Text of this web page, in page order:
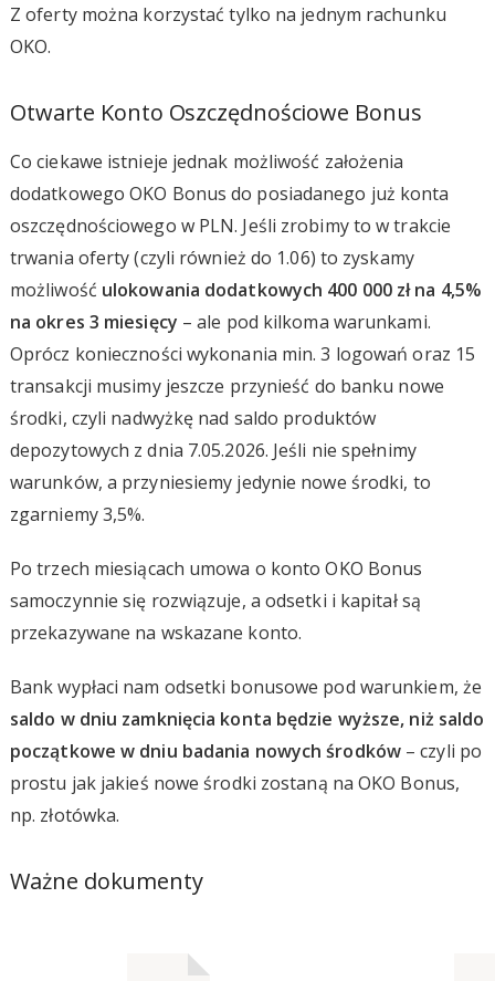
Z oferty można korzystać tylko na jednym rachunku
OKO.
Otwarte Konto Oszczędnościowe Bonus
Co ciekawe istnieje jednak możliwość założenia
dodatkowego OKO Bonus do posiadanego już konta
oszczędnościowego w PLN. Jeśli zrobimy to w trakcie
trwania oferty (czyli również do 1.06) to zyskamy
możliwość ulokowania dodatkowych 400 000 zł na 4,5%
na okres 3 miesięcy – ale pod kilkoma warunkami.
Oprócz konieczności wykonania min. 3 logowań oraz 15
transakcji musimy jeszcze przynieść do banku nowe
środki, czyli nadwyżkę nad saldo produktów
depozytowych z dnia 7.05.2026. Jeśli nie spełnimy
warunków, a przyniesiemy jedynie nowe środki, to
zgarniemy 3,5%.
Po trzech miesiącach umowa o konto OKO Bonus
samoczynnie się rozwiązuje, a odsetki i kapitał są
przekazywane na wskazane konto.
Bank wypłaci nam odsetki bonusowe pod warunkiem, że
saldo w dniu zamknięcia konta będzie wyższe, niż saldo
początkowe w dniu badania nowych środków– czyli po
prostu jak jakieś nowe środki zostaną na OKO Bonus,
np. złotówka.
Ważne dokumenty